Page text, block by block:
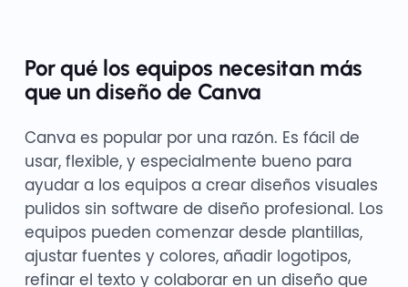
Por qué los equipos necesitan más
que un diseño de Canva
Canva es popular por una razón. Es fácil de
usar, flexible, y especialmente bueno para
ayudar a los equipos a crear diseños visuales
pulidos sin software de diseño profesional. Los
equipos pueden comenzar desde plantillas,
ajustar fuentes y colores, añadir logotipos,
refinar el texto y colaborar en un diseño que